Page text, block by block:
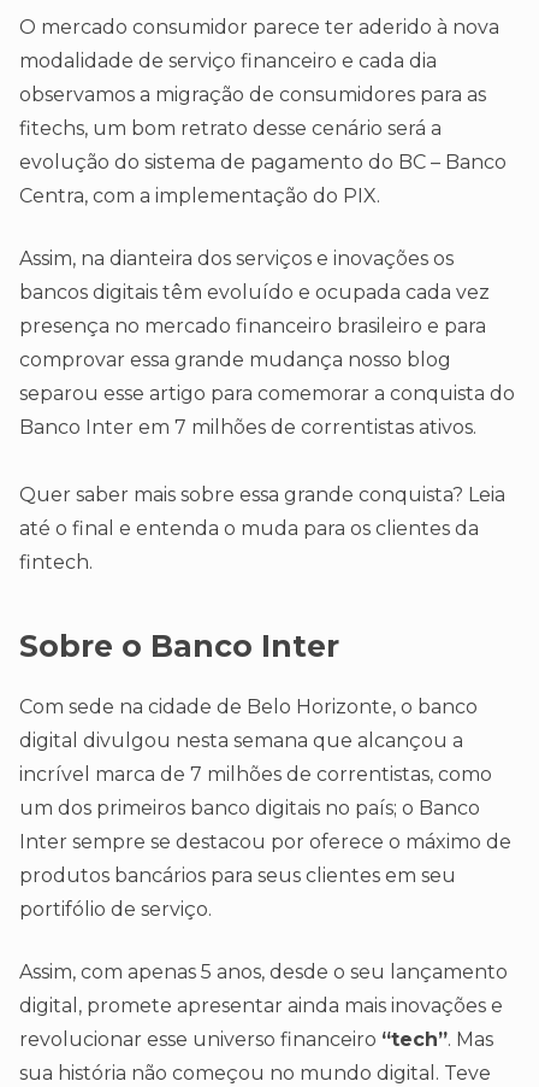
O mercado consumidor parece ter aderido à nova
modalidade de serviço financeiro e cada dia
observamos a migração de consumidores para as
fitechs, um bom retrato desse cenário será a
evolução do sistema de pagamento do BC – Banco
Centra, com a implementação do PIX.
Assim, na dianteira dos serviços e inovações os
bancos digitais têm evoluído e ocupada cada vez
presença no mercado financeiro brasileiro e para
comprovar essa grande mudança nosso blog
separou esse artigo para comemorar a conquista do
Banco Inter em 7 milhões de correntistas ativos.
Quer saber mais sobre essa grande conquista? Leia
até o final e entenda o muda para os clientes da
fintech.
Sobre o Banco Inter
Com sede na cidade de Belo Horizonte, o banco
digital divulgou nesta semana que alcançou a
incrível marca de 7 milhões de correntistas, como
um dos primeiros banco digitais no país; o Banco
Inter sempre se destacou por oferece o máximo de
produtos bancários para seus clientes em seu
portifólio de serviço.
Assim, com apenas 5 anos, desde o seu lançamento
digital, promete apresentar ainda mais inovações e
revolucionar esse universo financeiro “tech”. Mas
sua história não começou no mundo digital. Teve